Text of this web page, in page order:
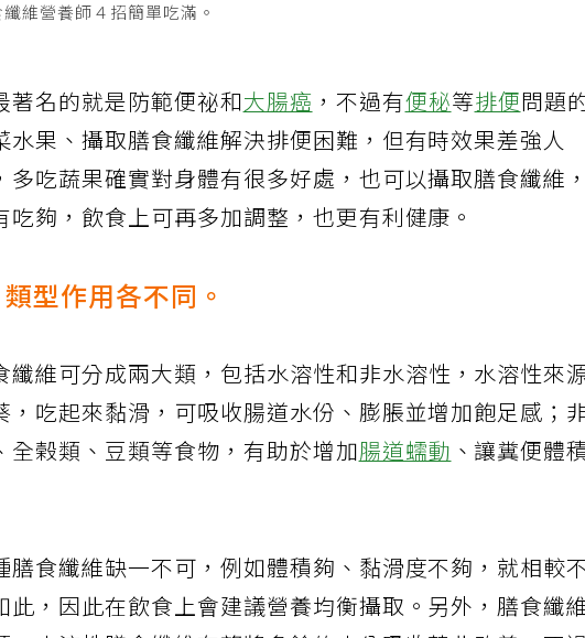
維營養師４招簡單吃滿。
著名的就是防範便祕和大腸癌 ，不過有便秘等排便問題
果、攝取膳食纖維解決排便困難，但有時效果差強人
吃蔬果確實對身體有很多好處，也可以攝取膳食纖維，
夠，飲食上可再多加調整，也更有利健康。
型作用各不同。
纖維可分成兩大類，包括水溶性和非水溶性，水溶性來
，吃起來黏滑，可吸收腸道水份、膨脹並增加飽足感；
全榖類、豆類等食物，有助於增加腸道蠕動 、讓糞便體積
膳食纖維缺一不可，例如體積夠、黏滑度不夠，就相較
此，因此在飲食上會建議營養均衡攝取。另外，膳食纖